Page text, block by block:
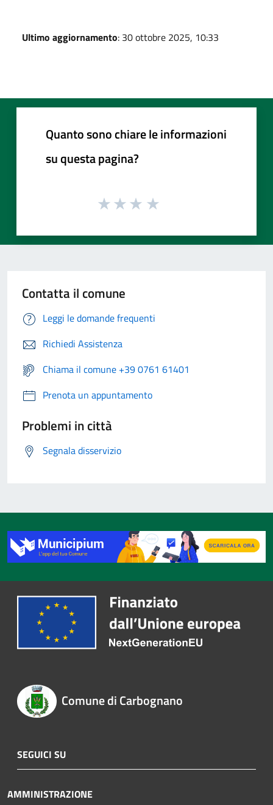
Ultimo aggiornamento: 30 ottobre 2025, 10:33
Quanto sono chiare le informazioni
su questa pagina?
Contatta il comune
Leggi le domande frequenti
Richiedi Assistenza
Chiama il comune +39 0761 61401
Prenota un appuntamento
Problemi in città
Segnala disservizio
Comune di Carbognano
SEGUICI SU
AMMINISTRAZIONE